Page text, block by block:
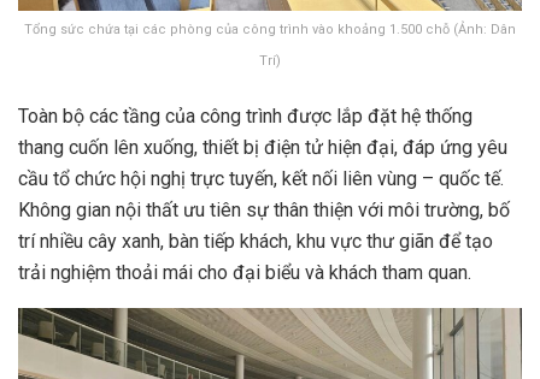
Tổng sức chứa tại các phòng của công trình vào khoảng 1.500 chỗ (Ảnh: Dân
Trí)
Toàn bộ các tầng của công trình được lắp đặt hệ thống
thang cuốn lên xuống, thiết bị điện tử hiện đại, đáp ứng yêu
cầu tổ chức hội nghị trực tuyến, kết nối liên vùng – quốc tế.
Không gian nội thất ưu tiên sự thân thiện với môi trường, bố
trí nhiều cây xanh, bàn tiếp khách, khu vực thư giãn để tạo
trải nghiệm thoải mái cho đại biểu và khách tham quan.